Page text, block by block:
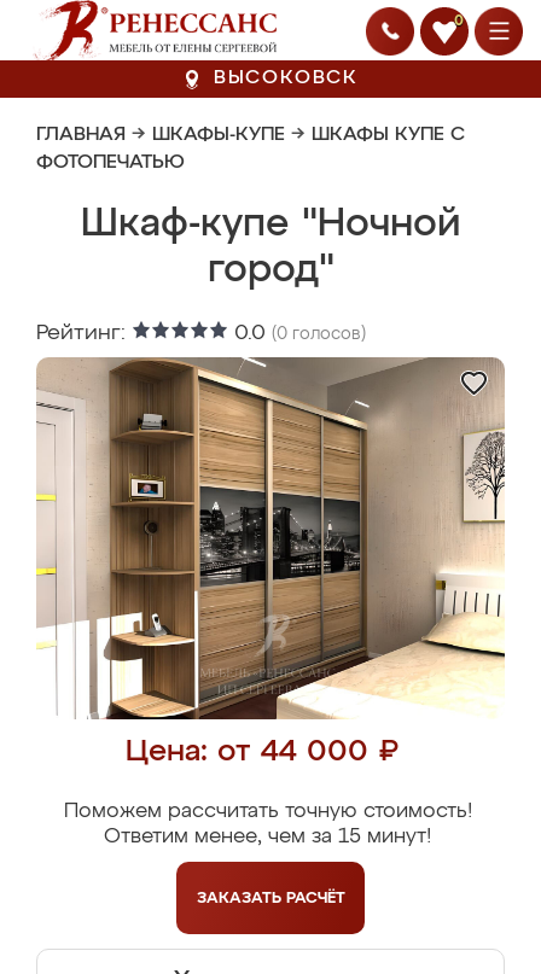
0
ВЫСОКОВСК
ГЛАВНАЯ → ШКАФЫ-КУПЕ → ШКАФЫ КУПЕ С
ФОТОПЕЧАТЬЮ
Шкаф-купе "Ночной
город"
Рейтинг: 0.0 (0 голосов)
Цена: от 44 000 ₽
Поможем рассчитать точную стоимость!
Ответим менее, чем за 15 минут!
ЗАКАЗАТЬ РАСЧЁТ